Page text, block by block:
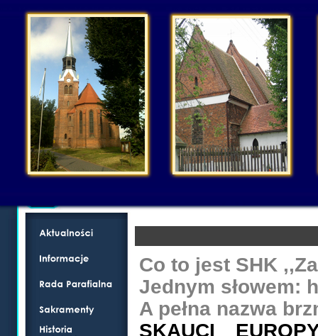
Co to jest SHK
Jednym słowem:
A pełna nazwa
SKAUCI